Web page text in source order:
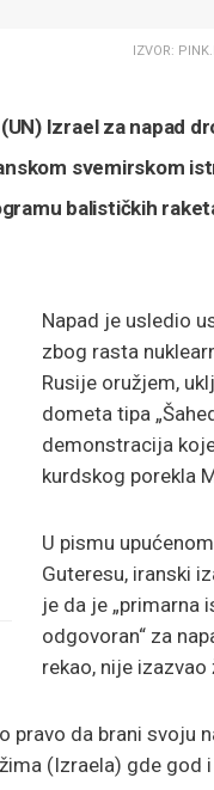
IZVOR:
Izrael za napad
svemirskom
balističkih
Napad je usledio
zbog rasta
Rusije oružjem,
dometa tipa
demonstracija
kurdskog porekla
U pismu
Guteresu, iranski
je da je „primarna
odgovoran“ za
rekao, nije
pravo da brani svoju
(Izraela) gde god